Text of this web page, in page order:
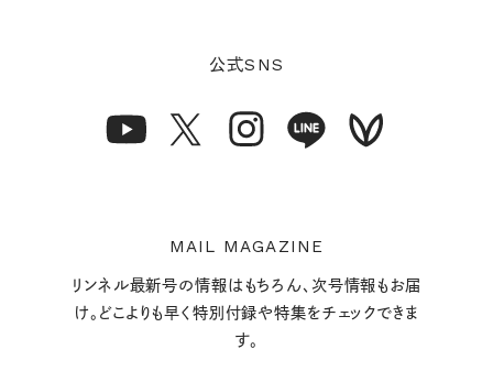
公式SNS
MAIL MAGAZINE
リンネル最新号の情報はもちろん、次号情報もお届
け。どこよりも早く特別付録や特集をチェックできま
す。